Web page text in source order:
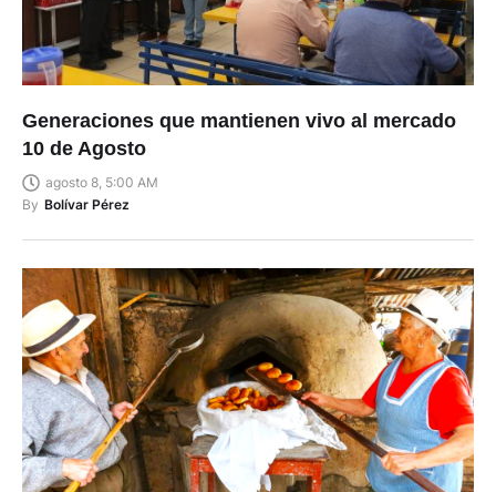
Generaciones que mantienen vivo al mercado
10 de Agosto
agosto 8, 5:00 AM
By Bolívar Pérez